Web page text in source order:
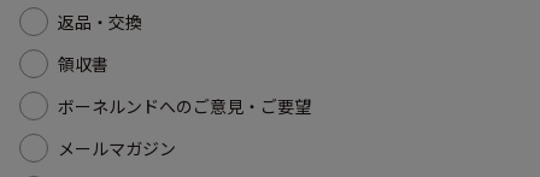
返品・交換
領収書
ボーネルンドへのご意見・ご要望
メールマガジン